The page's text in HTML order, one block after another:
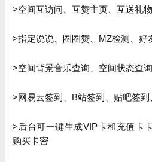
>空间互访问、互赞主页、互送礼物
>指定说说、圈圈赞、MZ检测、好
>空间背景音乐查询、空间状态查
>网易云签到、B站签到、贴吧签到
>后台可一键生成VIP卡和充值卡
购买卡密